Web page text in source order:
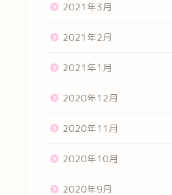
2021年3月
2021年2月
2021年1月
2020年12月
2020年11月
2020年10月
2020年9月